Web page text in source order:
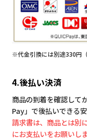
※代金引換には別途330円
4.後払い決済
商品の到着を確認して
Pay」で後払いできる
請求書は、商品とは別
にお支払いをお願いしま